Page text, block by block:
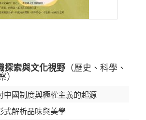
探索與文化視野（歷史、科學、
）
中國制度與極權主義的起源
式解析品味與美學